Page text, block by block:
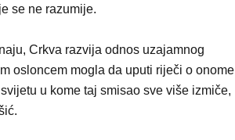
se ne razumije.
Crkva razvija odnos uzajamnog
osloncem mogla da uputi riječi o onome
u kome taj smisao sve više izmiče,